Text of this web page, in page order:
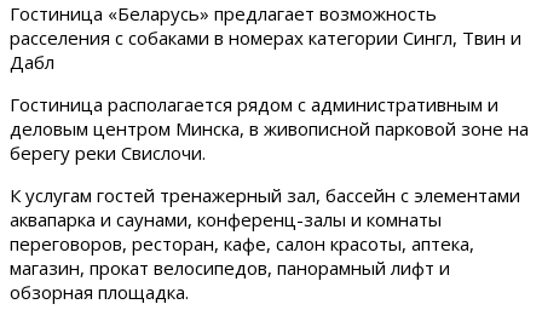
Гостиница «Беларусь» предлагает возможность
расселения с собаками в номерах категории Сингл, Твин и
Дабл
Гостиница располагается рядом с административным и
деловым центром Минска, в живописной парковой зоне на
берегу реки Свислочи.
К услугам гостей тренажерный зал, бассейн с элементами
аквапарка и саунами, конференц-залы и комнаты
переговоров, ресторан, кафе, салон красоты, аптека,
магазин, прокат велосипедов, панорамный лифт и
обзорная площадка.